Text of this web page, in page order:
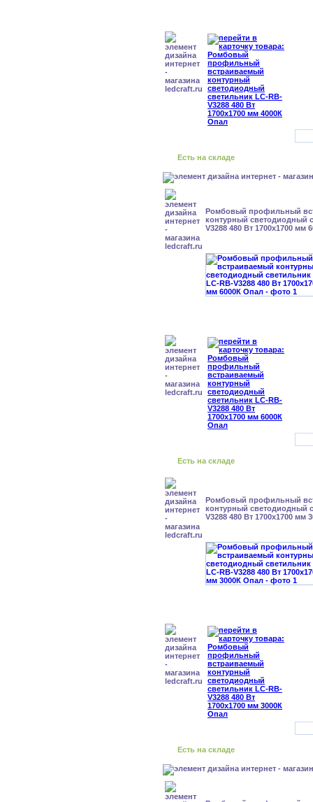
Есть на складе
Ромбовый профильный
контурный светодиодный
V3288 480 Вт 1700x1700 мм
Есть на складе
Ромбовый профильный
контурный светодиодный
V3288 480 Вт 1700x1700 мм
Есть на складе